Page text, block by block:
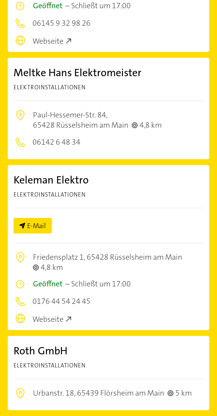
Geöffnet –Schließt um 17:00
06145 9 32 98 26
Webseite
Meltke Hans Elektromeister
ELEKTROINSTALLATIONEN
Paul-Hessemer-Str. 84,
65428 Rüsselsheim am Main
4,8 km
06142 6 48 34
Keleman Elektro
ELEKTROINSTALLATIONEN
E-Mail
Friedensplatz 1,65428 Rüsselsheim am Main
4,8 km
Geöffnet –Schließt um 17:00
0176 44 54 24 45
Webseite
Roth GmbH
ELEKTROINSTALLATIONEN
Urbanstr. 18,65439 Flörsheim am Main 5 km